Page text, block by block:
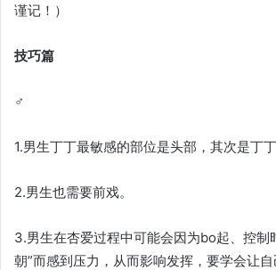
谨记！）
技巧篇
♂
1.男生丁丁最敏感的部位是头部，其次是丁
2.男生也需要前戏。
3.男生在杏爱过程中可能会因为bo起、控制
朝”而感到压力，从而影响发挥，要学会让